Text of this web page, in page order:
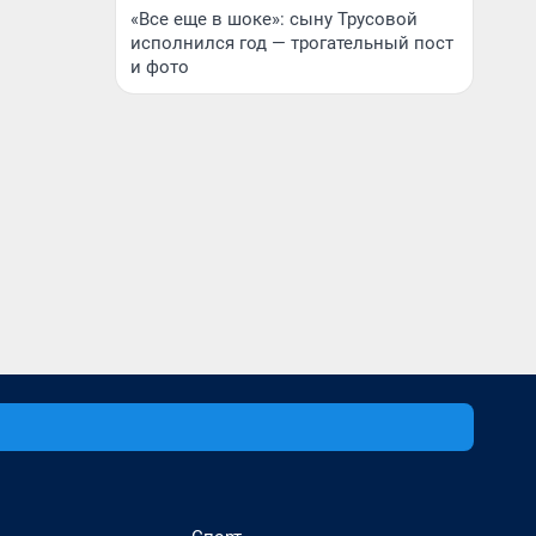
«Все еще в шоке»: сыну Трусовой
исполнился год — трогательный пост
и фото